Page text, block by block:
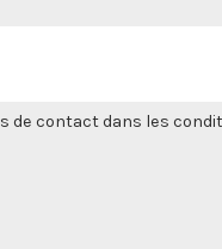
de contact dans les